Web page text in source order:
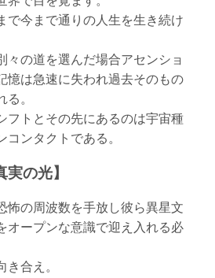
で今まで通りの人生を生き続け
々の道を選んだ場合アセンショ
憶は急速に失われ過去そのもの
る。
フトとその先にあるのは宇宙種
コンタクトである。
実の光】
怖の周波数を手放し彼ら異星文
オープンな意識で迎え入れる必
き合え。